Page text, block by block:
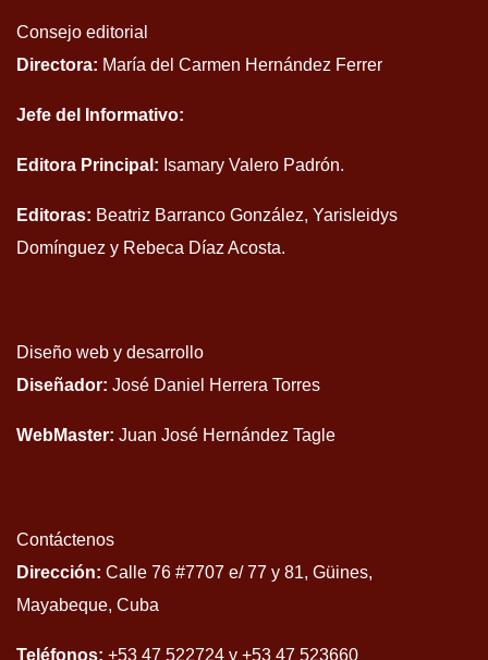
Consejo editorial
Directora: María del Carmen Hernández Ferrer
Jefe del Informativo:
Editora Principal: Isamary Valero Padrón.
Editoras: Beatriz Barranco González, Yarisleidys
Domínguez y Rebeca Díaz Acosta.
Diseño web y desarrollo
Diseñador: José Daniel Herrera Torres
WebMaster: Juan José Hernández Tagle
Contáctenos
Dirección: Calle 76 #7707 e/ 77 y 81, Güines,
Mayabeque, Cuba
Teléfonos: +53 47 522724 y +53 47 523660